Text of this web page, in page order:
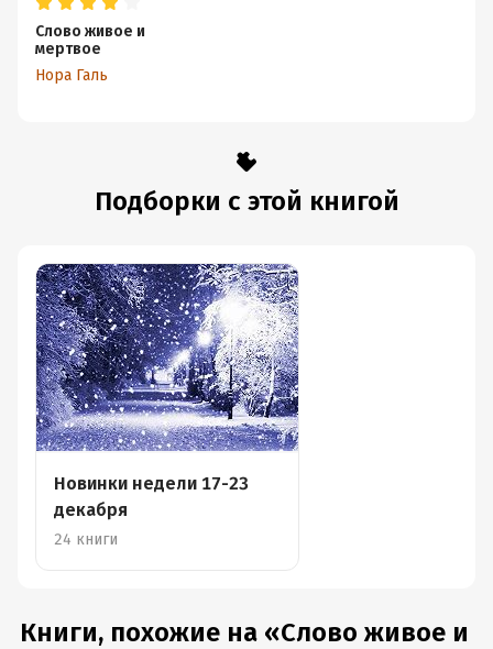
Слово живое и
мертвое
Нора Галь
Подборки с этой книгой
Новинки недели 17-23
декабря
24 книги
Книги, похожие на «Слово живое и